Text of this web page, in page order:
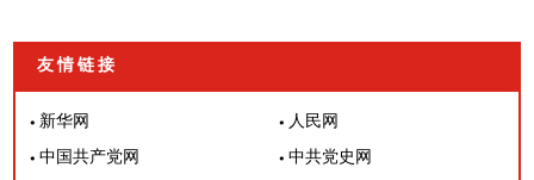
友情链接
新华网
人民网
中国共产党网
中共党史网